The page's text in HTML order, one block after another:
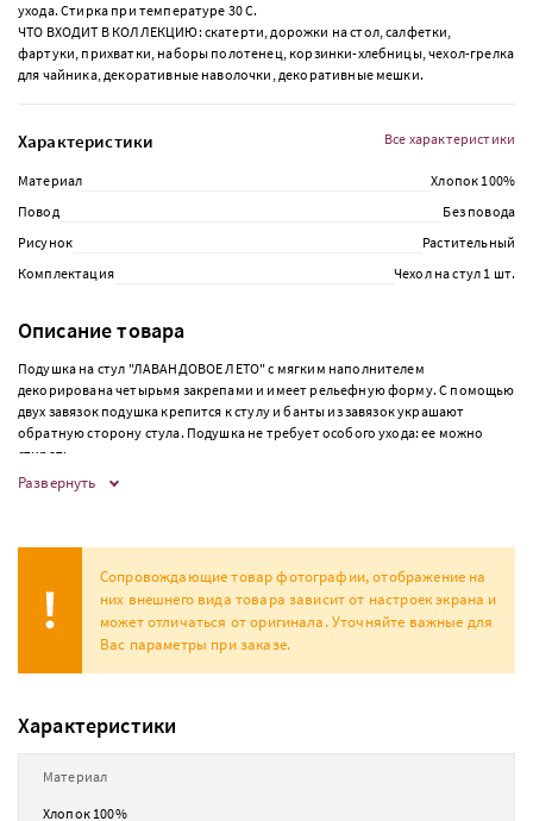
ухода. Стирка при температуре 30 С.
ЧТО ВХОДИТ В КОЛЛЕКЦИЮ: скатерти, дорожки на стол, салфетки,
фартуки, прихватки, наборы полотенец, корзинки-хлебницы, чехол-грелка
для чайника, декоративные наволочки, декоративные мешки.
Характеристики
Материал
Хлопок 100%
Повод
Без повода
Рисунок
Растительный
Комплектация
Чехол на стул 1 шт.
Все характеристики
Описание товара
Подушка на стул "ЛАВАНДОВОЕ ЛЕТО" с мягким наполнителем
декорирована четырьмя закрепами и имеет рельефную форму. С помощью
двух завязок подушка крепится к стулу и банты из завязок украшают
обратную сторону стула. Подушка не требует особого ухода: ее можно
стирать.
Развернуть
Сопровождающие товар фотографии, отображение на
них внешнего вида товара зависит от настроек экрана и
может отличаться от оригинала. Уточняйте важные для
Вас параметры при заказе.
Характеристики
Материал
Хлопок 100%